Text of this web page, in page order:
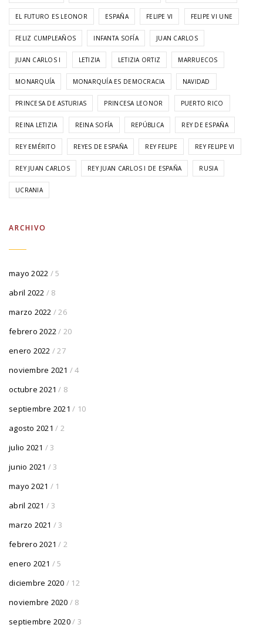
EL FUTURO ES LEONOR ESPAÑA FELIPE VI FELIPE VI UNE
FELIZ CUMPLEAÑOS INFANTA SOFÍA JUAN CARLOS
JUAN CARLOS I LETIZIA LETIZIA ORTIZ MARRUECOS
MONARQUÍA MONARQUÍA ES DEMOCRACIA NAVIDAD
PRINCESA DE ASTURIAS PRINCESA LEONOR PUERTO RICO
REINA LETIZIA REINA SOFÍA REPÚBLICA REY DE ESPAÑA
REY EMÉRITO REYES DE ESPAÑA REY FELIPE REY FELIPE VI
REY JUAN CARLOS REY JUAN CARLOS I DE ESPAÑA RUSIA
UCRANIA
ARCHIVO
mayo 2022 / 5
abril 2022 / 8
marzo 2022 / 26
febrero 2022/ 20
enero 2022 / 27
noviembre 2021 / 4
octubre 2021 / 8
septiembre 2021 / 10
agosto 2021 / 2
julio 2021 / 3
junio 2021 / 3
mayo 2021 / 1
abril 2021 / 3
marzo 2021 / 3
febrero 2021 / 2
enero 2021 / 5
diciembre 2020 / 12
noviembre 2020 / 8
septiembre 2020/ 3